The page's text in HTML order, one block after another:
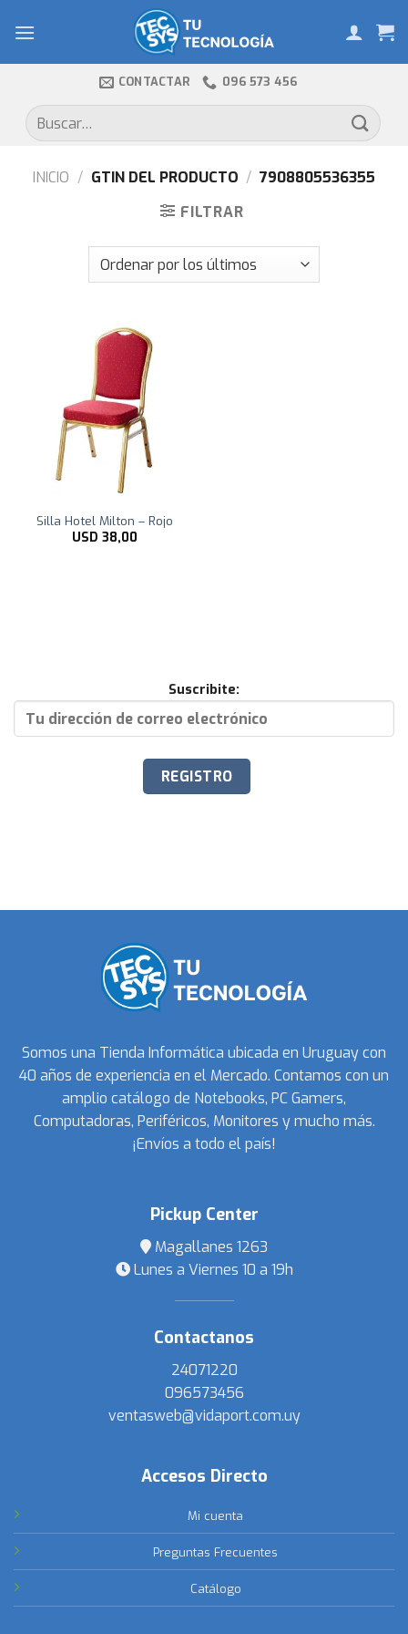
CONTACTAR 096 573 456
Buscar
por:
INICIO / GTIN DEL PRODUCTO / 7908805536355
FILTRAR
Silla Hotel Milton – Rojo
USD 38,00
Suscribite:
Somos una Tienda Informática ubicada en Uruguay con
40 años de experiencia en el Mercado. Contamos con un
amplio catálogo de Notebooks, PC Gamers,
Computadoras, Periféricos, Monitores y mucho más.
¡Envíos a todo el país!
Pickup Center
Magallanes 1263
Lunes a Viernes 10 a 19h
Contactanos
24071220
096573456
ventasweb@vidaport.com.uy
Accesos Directo
Mi cuenta
Preguntas Frecuentes
Catálogo